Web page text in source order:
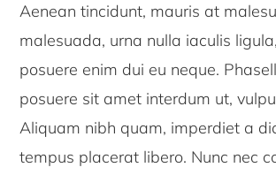
Aenean tincidunt, mauris at
malesuada, urna nulla iaculis
posuere enim dui eu neque.
posuere sit amet interdum ut,
Aliquam nibh quam, imperdiet a
tempus placerat libero. Nunc nec